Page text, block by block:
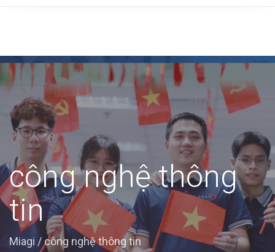
công nghệ thông
tin
Miagi /công nghệ thông tin